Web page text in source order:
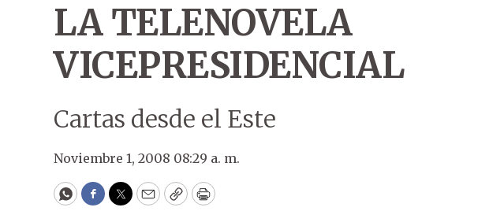
LA TELENOVELA
VICEPRESIDENCIAL
Cartas desde el Este
Noviembre 1, 2008 08:29 a. m.
WhatsApp
Facebook
Twitter
EmailCopyPrint